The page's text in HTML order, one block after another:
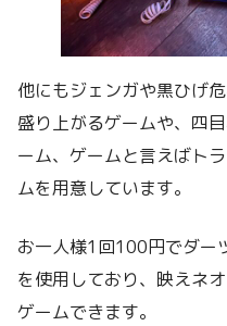
他にもジェンガや黒ひげ
盛り上がるゲームや、四
ーム、ゲームと言えばト
ムを用意しています。
お一人様1回100円でダー
を使用しており、映えネ
ゲームできます。